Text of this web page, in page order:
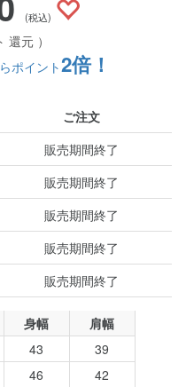
(税込)
還元 ）
ポイント2倍！
ご注文
販売期間終了
販売期間終了
販売期間終了
販売期間終了
販売期間終了
身幅
肩幅
43
39
46
42